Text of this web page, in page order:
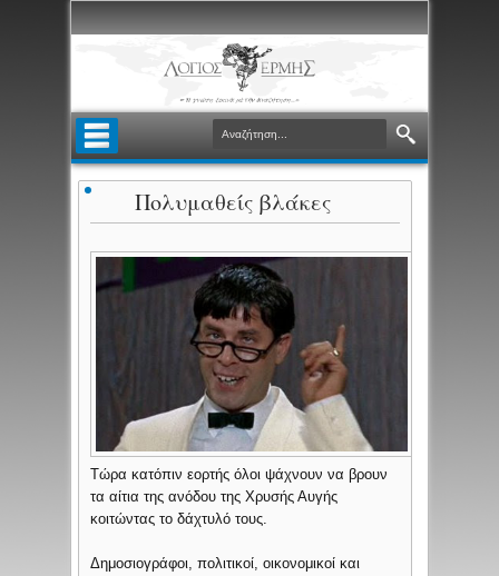
Πολυμαθείς βλάκες
Τώρα κατόπιν εορτής όλοι ψάχνουν να βρουν
τα αίτια της ανόδου της Χρυσής Αυγής
κοιτώντας το δάχτυλό τους.
Δημοσιογράφοι, πολιτικοί, οικονομικοί και